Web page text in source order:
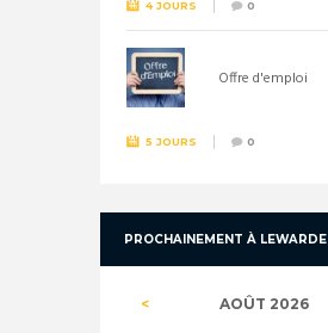
4 JOURS 0
Offre d'emploi
5 JOURS 0
PROCHAINEMENT À LEWARDE
AOÛT 2026